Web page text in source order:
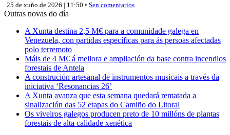
25 de xuño de 2026 | 11:50 • Sen comentarios
Outras novas do día
A Xunta destina 2,5 M€ para a comunidade galega en
Venezuela, con partidas específicas para ás persoas afectadas
polo terremoto
Máis de 4 M€ á mellora e ampliación da base contra incendios
forestais de Antela
A construción artesanal de instrumentos musicais a través da
iniciativa ‘Resonancias 26’
A Xunta avanza que esta semana quedará rematada a
sinalización das 52 etapas do Camiño do Litoral
Os viveiros galegos producen preto de 10 millóns de plantas
forestais de alta calidade xenética